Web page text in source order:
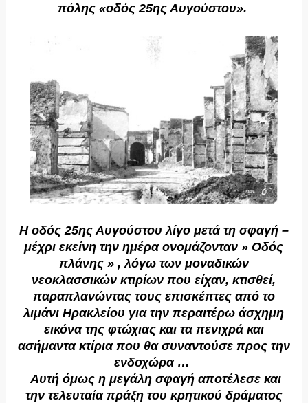
πόλης «οδός 25ης Αυγούστου».
Η οδός 25ης Αυγούστου λίγο μετά τη σφαγή –
μέχρι εκείνη την ημέρα ονομάζονταν » Οδός
πλάνης » , λόγω των μοναδικών
νεοκλασσικών κτιρίων που είχαν, κτισθεί,
παραπλανώντας τους επισκέπτες από το
λιμάνι Ηρακλείου για την περαιτέρω άσχημη
εικόνα της φτώχιας και τα πενιχρά και
ασήμαντα κτίρια που θα συναντούσε προς την
ενδοχώρα …
Αυτή όμως η μεγάλη σφαγή αποτέλεσε και
την τελευταία πράξη του κρητικού δράματος